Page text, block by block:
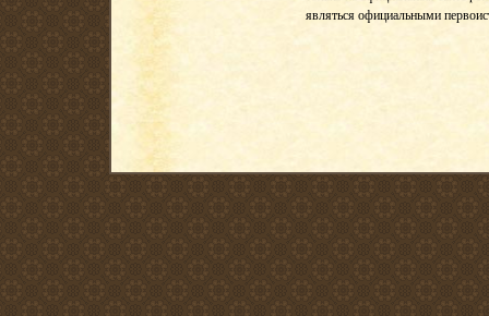
являться официальными